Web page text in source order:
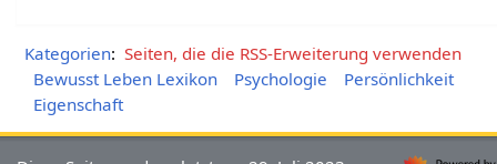
Kategorien: Seiten, die die RSS-Erweiterung verwenden
Bewusst Leben Lexikon
Psychologie
Persönlichkeit
Eigenschaft